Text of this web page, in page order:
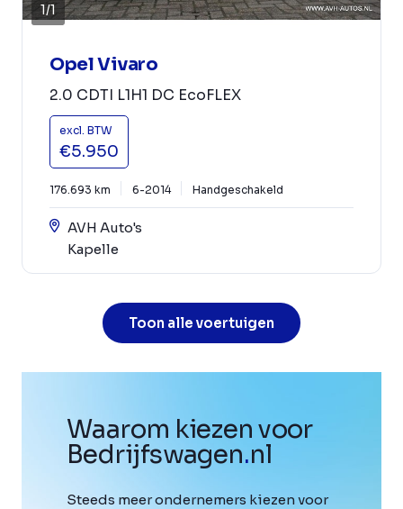
1/1
Opel Vivaro
2.0 CDTI L1H1 DC EcoFLEX
excl. BTW
€5.950
176.693 km 6-2014 Handgeschakeld
AVH Auto's
Kapelle
Toon alle voertuigen
Waarom kiezen voor
Bedrijfswagen.nl
Steeds meer ondernemers kiezen voor